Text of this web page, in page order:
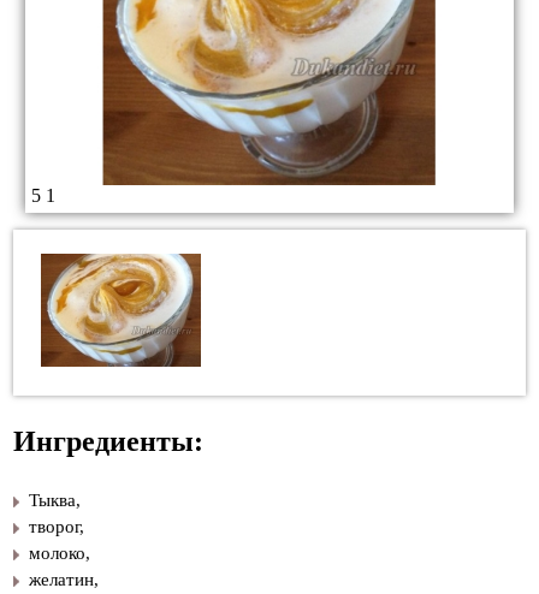
5 1
Ингредиенты:
Тыква,
творог,
молоко,
желатин,